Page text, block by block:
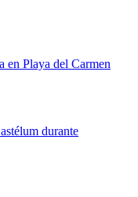
en Playa del Carmen
durante